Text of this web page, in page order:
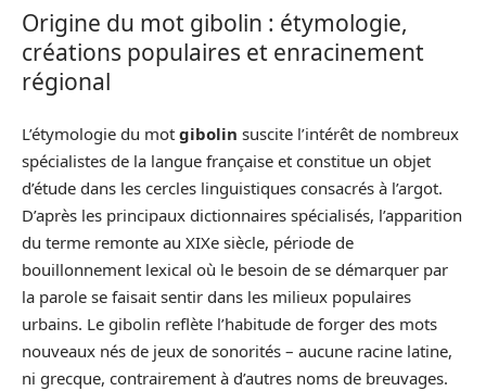
Origine du mot gibolin : étymologie,
créations populaires et enracinement
régional
L’étymologie du mot gibolin suscite l’intérêt de nombreux
spécialistes de la langue française et constitue un objet
d’étude dans les cercles linguistiques consacrés à l’argot.
D’après les principaux dictionnaires spécialisés, l’apparition
du terme remonte au XIXe siècle, période de
bouillonnement lexical où le besoin de se démarquer par
la parole se faisait sentir dans les milieux populaires
urbains. Le gibolin reflète l’habitude de forger des mots
nouveaux nés de jeux de sonorités – aucune racine latine,
ni grecque, contrairement à d’autres noms de breuvages.